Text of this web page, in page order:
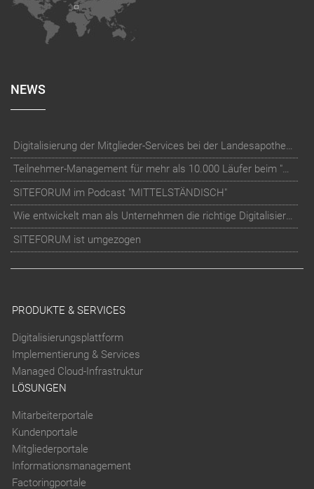
NEWS
Digitalisierung der Mitglieder-Services bei der Landesapothekerkammer Baden-Württemberg
Teilnehmer-Management für mehr als 10.000 Läufer beim "RUN Thüringer Unternehmenslauf"
SITEFORUM im Podcast "MITTELSTÄNDISCH"
Wie entwickelt man als Unternehmen die richtige Digitalisierungs-Strategie?
SITEFORUM ist umgezogen
PRODUKTE & SERVICES
Digitalisierungsplattform
Implementierung & Services
Managed Cloud-Infrastruktur
LÖSUNGEN
Mitarbeiterportale
Kundenportale
Mitgliederportale
Informationsmanagement
Factoringportale